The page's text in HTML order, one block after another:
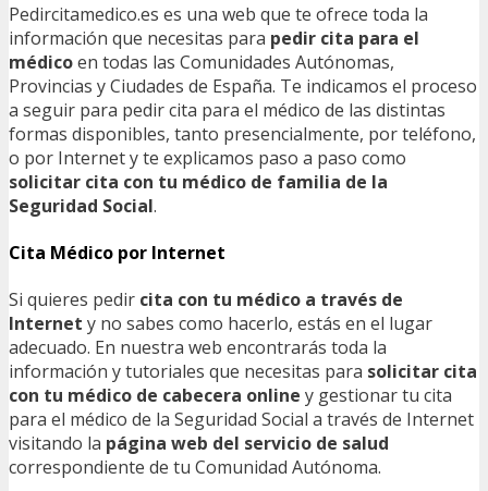
Pedircitamedico.es es una web que te ofrece toda la
información que necesitas para pedir cita para el
médicoen todas las Comunidades Autónomas,
Provincias y Ciudades de España. Te indicamos el proceso
a seguir para pedir cita para el médico de las distintas
formas disponibles, tanto presencialmente, por teléfono,
o por Internet y te explicamos paso a paso como
solicitar cita con tu médico de familia de la
Seguridad Social.
Cita Médico por Internet
Si quieres pedir cita con tu médico a través de
Internet y no sabes como hacerlo, estás en el lugar
adecuado. En nuestra web encontrarás toda la
información y tutoriales que necesitas para solicitar cita
con tu médico de cabecera online y gestionar tu cita
para el médico de la Seguridad Social a través de Internet
visitando la página web del servicio de salud
correspondiente de tu Comunidad Autónoma.